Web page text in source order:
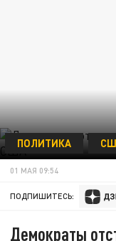
ПОЛИТИКА
01 МАЯ 09:54
ПОДПИШИТЕСЬ:
Демократы